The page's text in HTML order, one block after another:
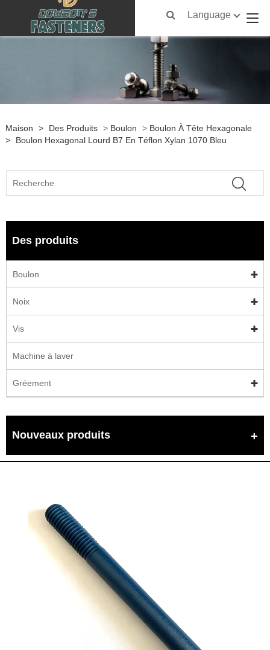
Language
Maison > Des Produits > Boulon > Boulon À Tête Hexagonale
>
Boulon Hexagonal Lourd B7 En Téflon Xylan 1070 Bleu
Des produits
Boulon
Noix
Vis
Machine à laver
Gréement
Nouveaux produits